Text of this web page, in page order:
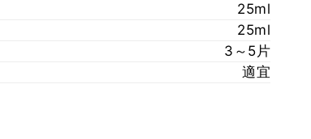
25ml
25ml
3～5片
適宜